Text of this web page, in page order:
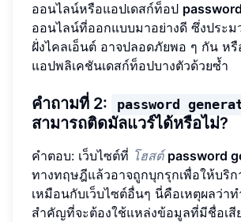
ออนไลน์หรือแอปเดสก์ท็อป
ออนไลน์ที่ออกแบบมาอย่างดี ซึ่งประม
ฝั่งไคลเอ็นต์ อาจปลอดภัยพอ ๆ กัน หรื
แอปพลิเคชันเดสก์ท็อปบางตัวด้วยซ้ำ
คำถามที่ 2: password
สามารถติดมัลแวร์ได้หรือไม่?
คำตอบ: เว็บไซต์ที่ โฮสต์ password
ทางทฤษฎีแล้วอาจถูกบุกรุกเพื่อให้บริก
เหมือนกับเว็บไซต์อื่นๆ นี่คือเหตุผลว่าท
สำคัญที่จะต้องใช้แหล่งข้อมูลที่มีชื่อเสี